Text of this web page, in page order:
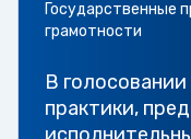
Государственные
грамотности
В
практики,